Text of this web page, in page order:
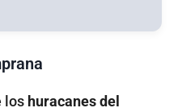
los huracanes del